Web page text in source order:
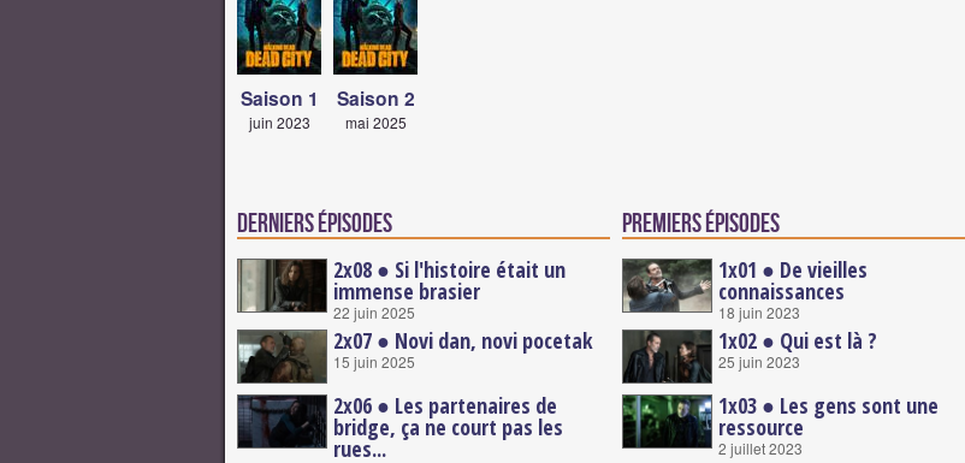
Saison 1
juin 2023
Saison 2
mai 2025
Derniers épisodes
2x08 ● Si l'histoire était un
immense brasier
22 juin 2025
2x07 ● Novi dan, novi pocetak
15 juin 2025
2x06 ● Les partenaires de
bridge, ça ne court pas les
rues...
Premiers épisodes
1x01 ● De vieilles
connaissances
18 juin 2023
1x02 ● Qui est là ?
25 juin 2023
1x03 ● Les gens sont une
ressource
2 juillet 2023